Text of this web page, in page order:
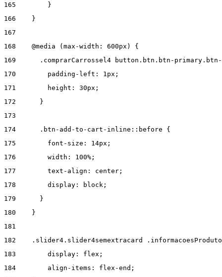
165
        }
166
    }
167
168
    @media (max-width: 600px) {
169
.comprarCarrossel4 button.btn.btn-
170
        padding-left: 1px;
171
        height: 30px;
172
      }
173
174
      .btn-add-to-cart-inline::before {
175
        font-size: 14px;
176
        width: 100%;
177
        text-align: center;
178
        display: block;
179
      }
180
    }
181
182
.slider4.slider4semextracard
183
        display: flex;
184
        align-items: flex-end;